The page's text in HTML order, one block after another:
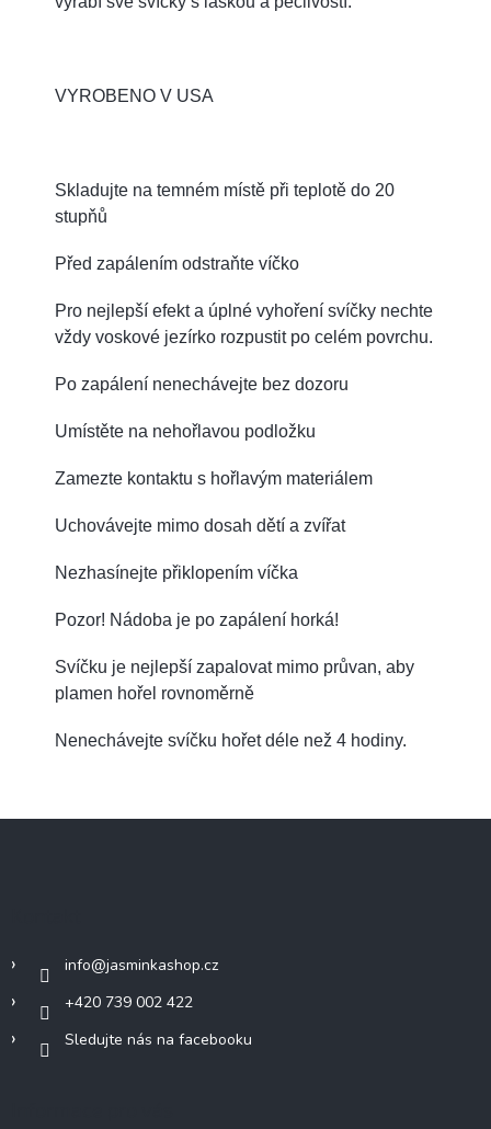
VYROBENO V USA
Skladujte na temném místě při teplotě do 20
stupňů
Před zapálením odstraňte víčko
Pro nejlepší efekt a úplné vyhoření svíčky nechte
vždy voskové jezírko rozpustit po celém povrchu.
Po zapálení nenechávejte bez dozoru
Umístěte na nehořlavou podložku
Zamezte kontaktu s hořlavým materiálem
Uchovávejte mimo dosah dětí a zvířat
Nezhasínejte přiklopením víčka
Pozor! Nádoba je po zapálení horká!
Svíčku je nejlepší zapalovat mimo průvan, aby
plamen hořel rovnoměrně
Nenechávejte svíčku hořet déle než 4 hodiny.
info@jasminkashop.cz
+420 739 002 422
Sledujte nás na facebooku